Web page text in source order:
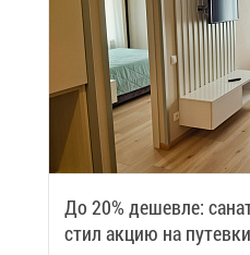
До 20% де­шев­ле:
стил ак­цию на